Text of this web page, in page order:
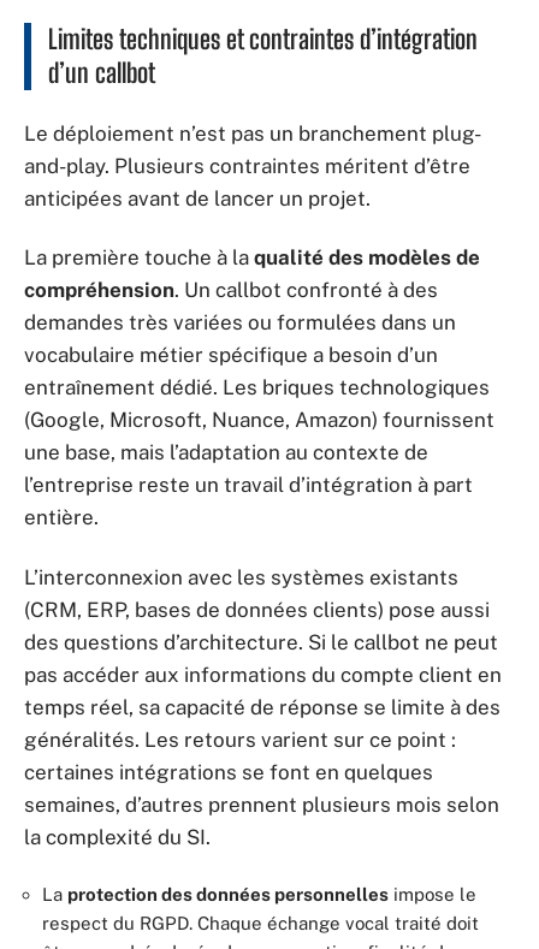
Limites techniques et contraintes d’intégration
d’un callbot
Le déploiement n’est pas un branchement plug-
and-play. Plusieurs contraintes méritent d’être
anticipées avant de lancer un projet.
La première touche à la qualité des modèles de
compréhension. Un callbot confronté à des
demandes très variées ou formulées dans un
vocabulaire métier spécifique a besoin d’un
entraînement dédié. Les briques technologiques
(Google, Microsoft, Nuance, Amazon) fournissent
une base, mais l’adaptation au contexte de
l’entreprise reste un travail d’intégration à part
entière.
L’interconnexion avec les systèmes existants
(CRM, ERP, bases de données clients) pose aussi
des questions d’architecture. Si le callbot ne peut
pas accéder aux informations du compte client en
temps réel, sa capacité de réponse se limite à des
généralités. Les retours varient sur ce point :
certaines intégrations se font en quelques
semaines, d’autres prennent plusieurs mois selon
la complexité du SI.
La protection des données personnelles impose le
respect du RGPD. Chaque échange vocal traité doit